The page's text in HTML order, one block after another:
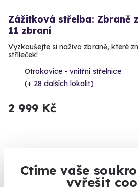
Ctíme vaše
vyřešit
Zážitková střelba: Zbraně
11 zbraní
Vyzkoušejte si naživo zbraně, které
stříleček!
Otrokovice - vnitřní střelnice
(+ 28 dalších lokalit)
2 999 Kč
Volný termín už 11. 08. 2026